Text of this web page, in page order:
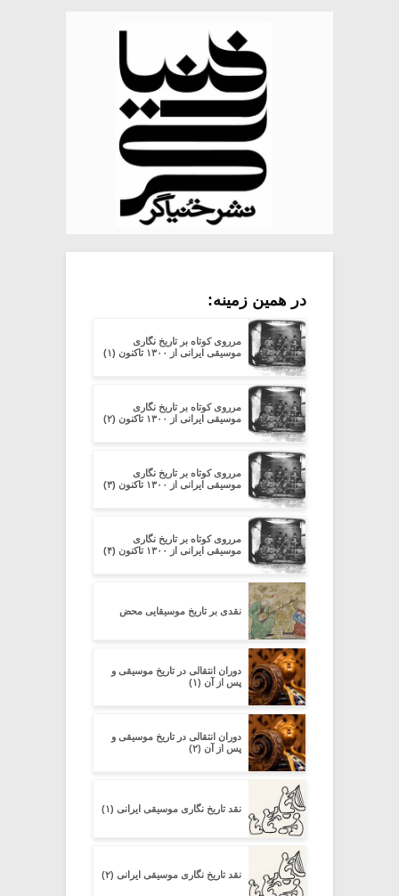
در همین زمینه:
مرروی کوتاه بر تاریخ نگاری
موسیقی ایرانی از ۱۳۰۰ تاکنون (۱)
مرروی کوتاه بر تاریخ نگاری
موسیقی ایرانی از ۱۳۰۰ تاکنون (۲)
مرروی کوتاه بر تاریخ نگاری
موسیقی ایرانی از ۱۳۰۰ تاکنون (۳)
مرروی کوتاه بر تاریخ نگاری
موسیقی ایرانی از ۱۳۰۰ تاکنون (۴)
نقدی بر تاریخ موسیقایی محض
دوران انتقالی در تاریخ موسیقی و
پس از آن (۱)
دوران انتقالی در تاریخ موسیقی و
پس از آن (۲)
نقد تاریخ نگاری موسیقی ایرانی (۱)
نقد تاریخ نگاری موسیقی ایرانی (۲)